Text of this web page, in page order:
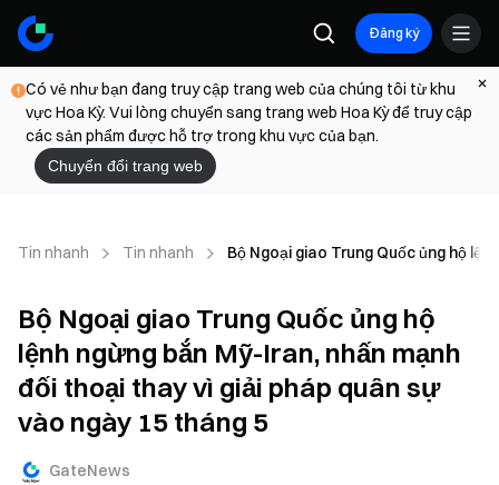
Đăng ký
Có vẻ như bạn đang truy cập trang web của chúng tôi từ khu
vực Hoa Kỳ. Vui lòng chuyển sang trang web Hoa Kỳ để truy cập
các sản phẩm được hỗ trợ trong khu vực của bạn.
Chuyển đổi trang web
Tin nhanh Tin nhanh Bộ Ngoại giao Trung Quốc ủng hộ
Bộ Ngoại giao Trung Quốc ủng hộ
lệnh ngừng bắn Mỹ-Iran, nhấn mạnh
đối thoại thay vì giải pháp quân sự
vào ngày 15 tháng 5
GateNews